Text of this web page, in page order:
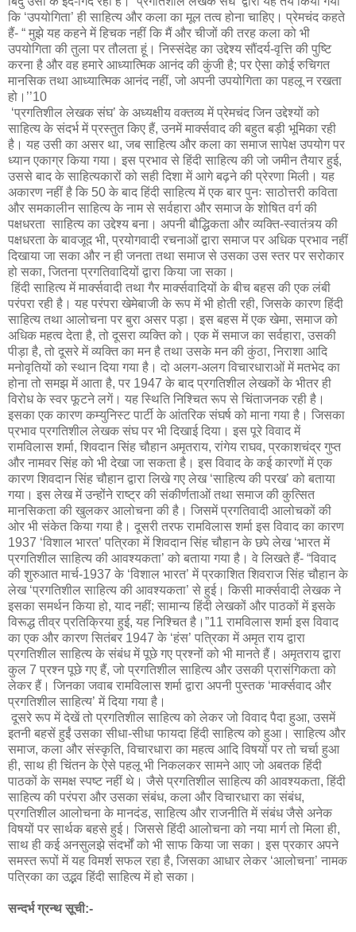
कि ‘उपयोगिता’ ही साहित्य और कला का मूल तत्व होना चाहिए। प्रेमचंद कहते
हैं- “ मुझे यह कहने में हिचक नहीं कि मैं और चीजों की तरह कला को भी
उपयोगिता की तुला पर तौलता हूं। निस्संदेह का उद्देश्य सौंदर्य-वृत्ति की पुष्टि
करना है और वह हमारे आध्यात्मिक आनंद की कुंजी है; पर ऐसा कोई रुचिगत
मानसिक तथा आध्यात्मिक आनंद नहीं, जो अपनी उपयोगिता का पहलू न रखता
हो।’’10
‘प्रगतिशील लेखक संघ’ के अध्यक्षीय वक्तव्य में प्रेमचंद जिन उद्देश्यों को
साहित्य के संदर्भ में प्रस्तुत किए हैं, उनमें मार्क्सवाद की बहुत बड़ी भूमिका रही
है। यह उसी का असर था, जब साहित्य और कला का समाज सापेक्ष उपयोग पर
ध्यान एकाग्र किया गया। इस प्रभाव से हिंदी साहित्य की जो जमीन तैयार हुई,
उससे बाद के साहित्यकारों को सही दिशा में आगे बढ़ने की प्रेरणा मिली। यह
अकारण नहीं है कि 50 के बाद हिंदी साहित्य में एक बार पुनः साठोत्तरी कविता
और समकालीन साहित्य के नाम से सर्वहारा और समाज के शोषित वर्ग की
पक्षधरता साहित्य का उद्देश्य बना। अपनी बौद्धिकता और व्यक्ति-स्वातंत्र्य की
पक्षधरता के बावजूद भी, प्रयोगवादी रचनाओं द्वारा समाज पर अधिक प्रभाव नहीं
दिखाया जा सका और न ही जनता तथा समाज से उसका उस स्तर पर सरोकार
हो सका, जितना प्रगतिवादियों द्वारा किया जा सका।
हिंदी साहित्य में मार्क्सवादी तथा गैर मार्क्सवादियों के बीच बहस की एक लंबी
परंपरा रही है। यह परंपरा खेमेबाजी के रूप में भी होती रही, जिसके कारण हिंदी
साहित्य तथा आलोचना पर बुरा असर पड़ा। इस बहस में एक खेमा, समाज को
अधिक महत्व देता है, तो दूसरा व्यक्ति को। एक में समाज का सर्वहारा, उसकी
पीड़ा है, तो दूसरे में व्यक्ति का मन है तथा उसके मन की कुंठा, निराशा आदि
मनोवृतियों को स्थान दिया गया है। दो अलग-अलग विचारधाराओं में मतभेद का
होना तो समझ में आता है, पर 1947 के बाद प्रगतिशील लेखकों के भीतर ही
विरोध के स्वर फूटने लगें। यह स्थिति निश्चित रूप से चिंताजनक रही है।
इसका एक कारण कम्युनिस्ट पार्टी के आंतरिक संघर्ष को माना गया है। जिसका
प्रभाव प्रगतिशील लेखक संघ पर भी दिखाई दिया। इस पूरे विवाद में
रामविलास शर्मा, शिवदान सिंह चौहान अमृतराय, रांगेय राघव, प्रकाशचंद्र गुप्त
और नामवर सिंह को भी देखा जा सकता है। इस विवाद के कई कारणों में एक
कारण शिवदान सिंह चौहान द्वारा लिखे गए लेख ‘साहित्य की परख’ को बताया
गया। इस लेख में उन्होंने राष्ट्र की संकीर्णताओं तथा समाज की कुत्सित
मानसिकता की खुलकर आलोचना की है। जिसमें प्रगतिवादी आलोचकों की
ओर भी संकेत किया गया है। दूसरी तरफ रामविलास शर्मा इस विवाद का कारण
1937 ‘विशाल भारत’ पत्रिका में शिवदान सिंह चौहान के छपे लेख ‘भारत में
प्रगतिशील साहित्य की आवश्यकता’ को बताया गया है। वे लिखते हैं- “विवाद
की शुरुआत मार्च-1937 के ‘विशाल भारत’ में प्रकाशित शिवराज सिंह चौहान के
लेख ‘प्रगतिशील साहित्य की आवश्यकता’ से हुई। किसी मार्क्सवादी लेखक ने
इसका समर्थन किया हो, याद नहीं; सामान्य हिंदी लेखकों और पाठकों में इसके
विरूद्ध तीव्र प्रतिक्रिया हुई, यह निश्चित है।”11 रामविलास शर्मा इस विवाद
का एक और कारण सितंबर 1947 के ‘हंस’ पत्रिका में अमृत राय द्वारा
प्रगतिशील साहित्य के संबंध में पूछे गए प्रश्नों को भी मानते हैं। अमृतराय द्वारा
कुल 7 प्रश्न पूछे गए हैं, जो प्रगतिशील साहित्य और उसकी प्रासंगिकता को
लेकर हैं। जिनका जवाब रामविलास शर्मा द्वारा अपनी पुस्तक ‘मार्क्सवाद और
प्रगतिशील साहित्य’ में दिया गया है।
दूसरे रूप में देखें तो प्रगतिशील साहित्य को लेकर जो विवाद पैदा हुआ, उसमें
इतनी बहसें हुईं उसका सीधा-सीधा फायदा हिंदी साहित्य को हुआ। साहित्य और
समाज, कला और संस्कृति, विचारधारा का महत्व आदि विषयों पर तो चर्चा हुआ
ही, साथ ही चिंतन के ऐसे पहलू भी निकलकर सामने आए जो अबतक हिंदी
पाठकों के समक्ष स्पष्ट नहीं थे। जैसे प्रगतिशील साहित्य की आवश्यकता, हिंदी
साहित्य की परंपरा और उसका संबंध, कला और विचारधारा का संबंध,
प्रगतिशील आलोचना के मानदंड, साहित्य और राजनीति में संबंध जैसे अनेक
विषयों पर सार्थक बहसे हुई। जिससे हिंदी आलोचना को नया मार्ग तो मिला ही,
साथ ही कई अनसुलझे संदर्भों को भी साफ किया जा सका। इस प्रकार अपने
समस्त रूपों में यह विमर्श सफल रहा है, जिसका आधार लेकर ‘आलोचना’ नामक
पत्रिका का उद्भव हिंदी साहित्य में हो सका।
सन्दर्भ ग्रन्थ सूची:-